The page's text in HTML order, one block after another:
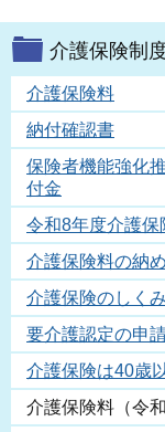
介護保険制
介護保険料
納付確認書
保険者機能強化
付金
令和8年度介護保
介護保険料の納
介護保険のしくみ
要介護認定の申
介護保険は40歳
介護保険料（令